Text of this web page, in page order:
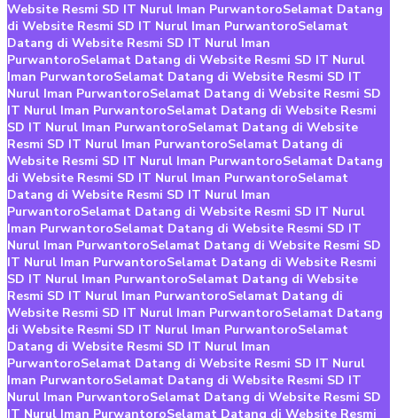
Website Resmi SD IT Nurul Iman PurwantoroSelamat Datang
di Website Resmi SD IT Nurul Iman PurwantoroSelamat
Datang di Website Resmi SD IT Nurul Iman
PurwantoroSelamat Datang di Website Resmi SD IT Nurul
Iman PurwantoroSelamat Datang di Website Resmi SD IT
Nurul Iman PurwantoroSelamat Datang di Website Resmi SD
IT Nurul Iman PurwantoroSelamat Datang di Website Resmi
SD IT Nurul Iman PurwantoroSelamat Datang di Website
Resmi SD IT Nurul Iman PurwantoroSelamat Datang di
Website Resmi SD IT Nurul Iman PurwantoroSelamat Datang
di Website Resmi SD IT Nurul Iman PurwantoroSelamat
Datang di Website Resmi SD IT Nurul Iman
PurwantoroSelamat Datang di Website Resmi SD IT Nurul
Iman PurwantoroSelamat Datang di Website Resmi SD IT
Nurul Iman PurwantoroSelamat Datang di Website Resmi SD
IT Nurul Iman PurwantoroSelamat Datang di Website Resmi
SD IT Nurul Iman PurwantoroSelamat Datang di Website
Resmi SD IT Nurul Iman PurwantoroSelamat Datang di
Website Resmi SD IT Nurul Iman PurwantoroSelamat Datang
di Website Resmi SD IT Nurul Iman PurwantoroSelamat
Datang di Website Resmi SD IT Nurul Iman
PurwantoroSelamat Datang di Website Resmi SD IT Nurul
Iman PurwantoroSelamat Datang di Website Resmi SD IT
Nurul Iman PurwantoroSelamat Datang di Website Resmi SD
IT Nurul Iman PurwantoroSelamat Datang di Website Resmi